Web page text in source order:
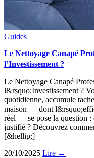
Guides
Le Nettoyage Canapé
l’Investissement ?
Le Nettoyage Canapé
l&rsquo;Investissement ?
quotidienne, accumule
maison — dont
réel — se pose la question :
justifié ? Découvrez
[&hellip;]
20/10/2025 Lire →